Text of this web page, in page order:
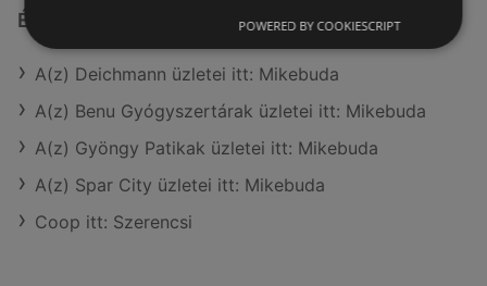
Érdeklődésre számot tartó elemek itt:
A(z) Deichmann üzletei itt: Mikebuda
A(z) Benu Gyógyszertárak üzletei itt: Mikebuda
A(z) Gyöngy Patikak üzletei itt: Mikebuda
A(z) Spar City üzletei itt: Mikebuda
Coop itt: Szerencsi
POWERED BY COOKIESCRIPT